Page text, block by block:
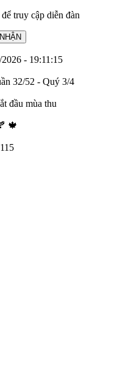
truy cập diễn đàn
- 19:11:15
32/52 - Quý 3/4
đầu mùa thu
🍁